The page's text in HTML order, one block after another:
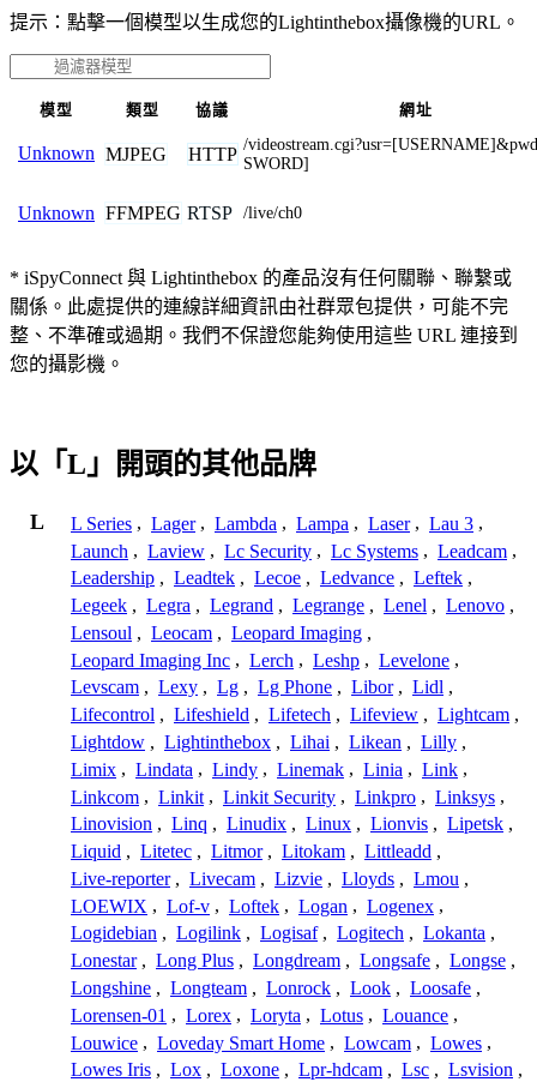
提示：點擊一個模型以生成您的Lightinthebox攝像機的URL。
模型 類型 協議 網址
Unknown MJPEG HTTP /
SWORD]
Unknown FFMPEG RTSP /live/ch0
* iSpyConnect 與 Lightinthebox 的產品沒有任何關聯、聯繫或
關係。此處提供的連線詳細資訊由社群眾包提供，可能不完
整、不準確或過期。我們不保證您能夠使用這些 URL 連接到
您的攝影機。
以「L」開頭的其他品牌
L L Series , Lager , Lambda , Lampa , Laser , Lau 3 ,
Launch , Laview , Lc Security , Lc Systems , Leadcam ,
Leadership , Leadtek , Lecoe , Ledvance , Leftek ,
Legeek , Legra , Legrand , Legrange , Lenel , Lenovo ,
Lensoul , Leocam , Leopard Imaging ,
Leopard Imaging Inc , Lerch , Leshp , Levelone ,
Levscam , Lexy , Lg , Lg Phone , Libor , Lidl ,
Lifecontrol , Lifeshield , Lifetech , Lifeview , Lightcam ,
Lightdow , Lightinthebox , Lihai , Likean , Lilly ,
Limix , Lindata , Lindy , Linemak , Linia , Link ,
Linkcom , Linkit , Linkit Security , Linkpro , Linksys ,
Linovision , Linq , Linudix , Linux , Lionvis , Lipetsk ,
Liquid , Litetec , Litmor , Litokam , Littleadd ,
Live-reporter , Livecam , Lizvie , Lloyds , Lmou ,
LOEWIX , Lof-v , Loftek , Logan , Logenex ,
Logidebian , Logilink , Logisaf , Logitech , Lokanta ,
Lonestar , Long Plus , Longdream , Longsafe , Longse ,
Longshine , Longteam , Lonrock , Look , Loosafe ,
Lorensen-01 , Lorex , Loryta , Lotus , Louance ,
Louwice , Loveday Smart Home , Lowcam , Lowes ,
Lowes Iris , Lox , Loxone , Lpr-hdcam , Lsc , Lsvision ,